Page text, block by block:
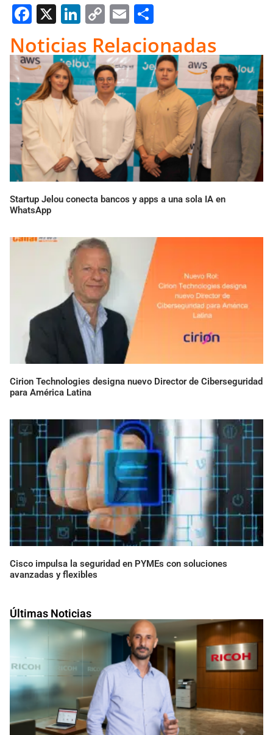
Últimas Noticias
Facebook
X LinkedIn
Copy
Link
Email
Noticias Relacionadas
Startup Jelou conecta bancos y apps a una sola IA en
WhatsApp
Cirion Technologies designa nuevo Director de Ciberseguridad
para América Latina
Cisco impulsa la seguridad en PYMEs con soluciones
avanzadas y flexibles